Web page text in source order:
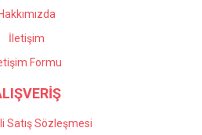
Hakkımızda
İletişim
Formu
Satış Sözleşmesi